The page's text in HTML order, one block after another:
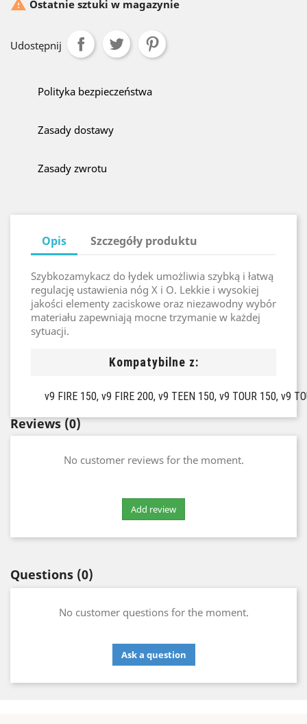
 Ostatnie sztuki w magazynie
Udostępnij
Polityka bezpieczeństwa
Zasady dostawy
Zasady zwrotu
Opis Szczegóły produktu
Szybkozamykacz do łydek umożliwia szybką i łatwą
regulację ustawienia nóg X i O. Lekkie i wysokiej
jakości elementy zaciskowe oraz niezawodny wybór
materiału zapewniają mocne trzymanie w każdej
sytuacji.
Kompatybilne z:
v9 FIRE 150, v9 FIRE 200, v9 TEEN 150, v9 TOUR 150, v9
Reviews(0)
No customer reviews for the moment.
Questions (0)
No customer questions for the moment.
Ask a question